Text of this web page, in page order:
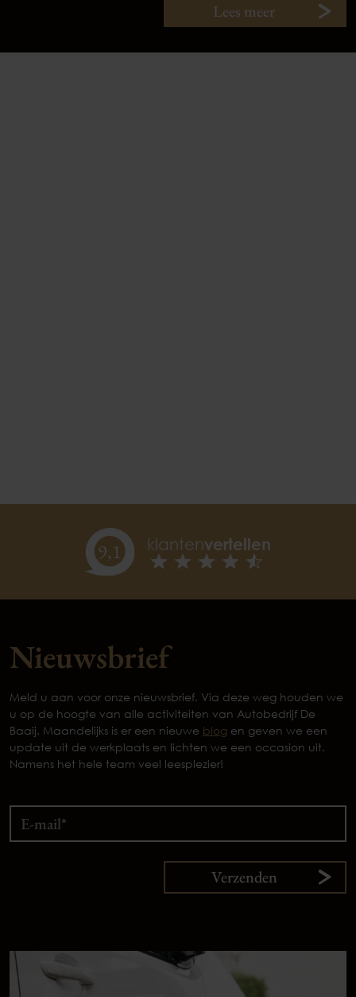
Lees meer
9,1 klantenvertellen
Nieuwsbrief
Meld u aan voor onze nieuwsbrief. Via deze weg houden we
u op de hoogte van alle activiteiten van Autobedrijf De
Baaij. Maandelijks is er een nieuwe blog en geven we een
update uit de werkplaats en lichten we een occasion uit.
Namens het hele team veel leesplezier!
Verzenden